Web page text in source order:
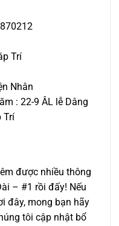
Trí
Nhân
: 22-9 ÂL lễ Dâng
Trí
được nhiều thông
– #1 rồi đấy! Nếu
đây, mong bạn hãy
tôi cập nhật bổ